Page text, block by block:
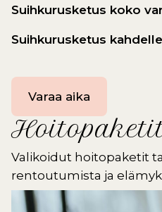
Suihkurusketus koko
Suihkurusketus kahdelle
Varaa aika
Valikoidut hoitopaketit
rentoutumista ja